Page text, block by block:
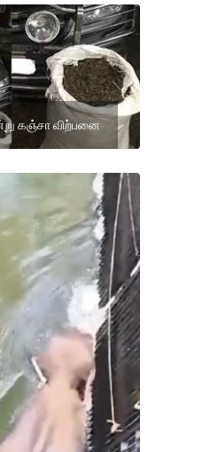
கஞ்சா விற்பனை